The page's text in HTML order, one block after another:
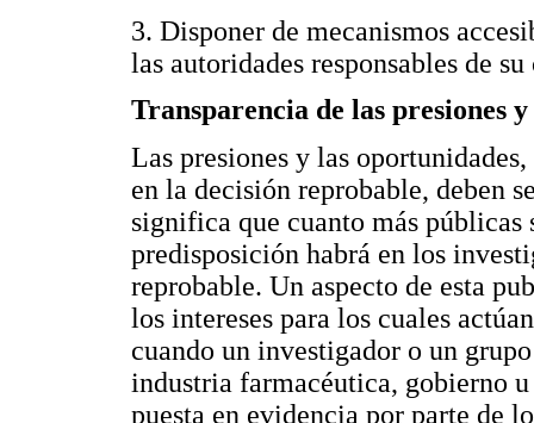
3. Disponer de mecanismos
las autoridades responsables de
Transparencia de las presiones
Las presiones y las
en la decisión reprobable, deben
significa que cuanto más públicas
predisposición habrá en los
reprobable. Un aspecto de esta
los intereses para los cuales
cuando un investigador o un
industria farmacéutica, gobierno
puesta en evidencia por parte de